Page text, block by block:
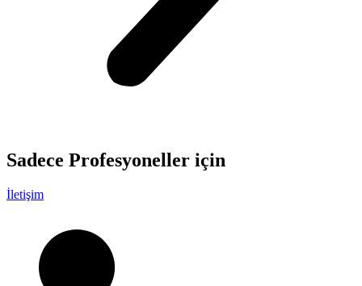
Sadece Profesyoneller için
İletişim